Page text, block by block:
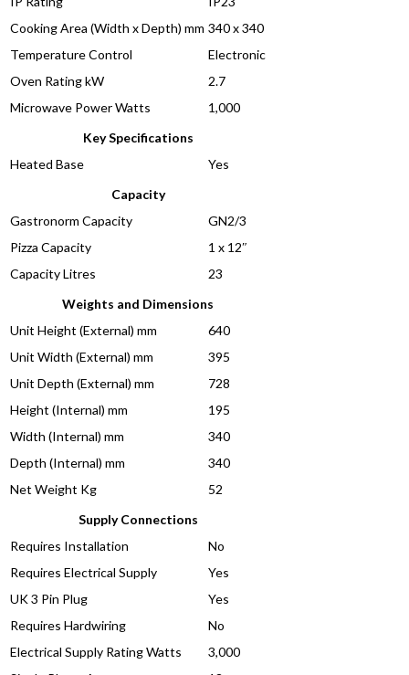
Cooking Area (Width x Depth) mm 340 x 340
Temperature Control
Electronic
Oven Rating kW
2.7
Microwave Power Watts
1,000
Key Specifications
Heated Base
Yes
Capacity
Gastronorm Capacity
GN2/3
Pizza Capacity
1 x 12″
Capacity Litres
23
Weights and Dimensions
Unit Height (External) mm
640
Unit Width (External) mm
395
Unit Depth (External) mm
728
Height (Internal) mm
195
Width (Internal) mm
340
Depth (Internal) mm
340
Net Weight Kg
52
Supply Connections
Requires Installation
No
Requires Electrical Supply
Yes
UK 3 Pin Plug
Yes
Requires Hardwiring
No
Electrical Supply Rating Watts
3,000